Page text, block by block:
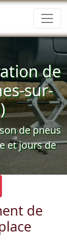
de
sur-
de pneus
et jours de
de